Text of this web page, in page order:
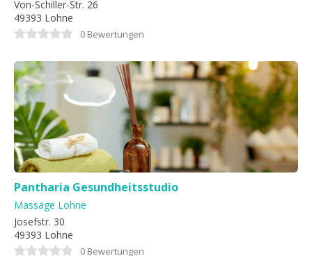
Von-Schiller-Str. 26
49393 Lohne
0 Bewertungen
Pantharia Gesundheitsstudio
Massage Lohne
Josefstr. 30
49393 Lohne
0 Bewertungen